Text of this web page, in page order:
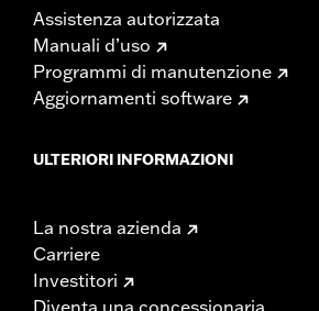
Assistenza autorizzata
Manuali d’uso
Programmi di manutenzione
Aggiornamenti software
ULTERIORI INFORMAZIONI
La nostra azienda
Carriere
Investitori
Diventa una concessionaria